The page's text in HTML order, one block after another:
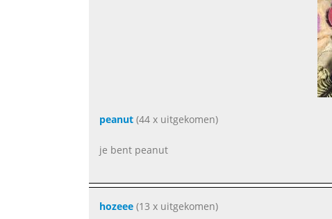
peanut(44 x uitgekomen)
je bent peanut
hozeee (13 x uitgekomen)